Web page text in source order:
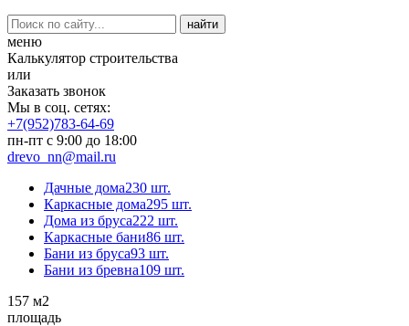
меню
Калькулятор строительства
или
Заказать звонок
Мы в соц. сетях:
+7(952)783-64-69
пн-пт с 9:00 до 18:00
drevo_nn@mail.ru
Дачные дома230 шт.
Каркасные дома295 шт.
Дома из бруса222 шт.
Каркасные бани86 шт.
Бани из бруса93 шт.
Бани из бревна109 шт.
157 м2
площадь